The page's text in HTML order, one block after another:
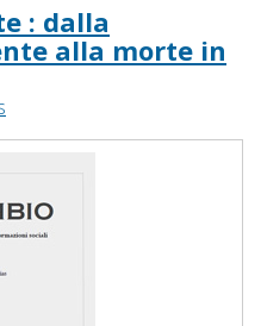
: dalla
alla morte in